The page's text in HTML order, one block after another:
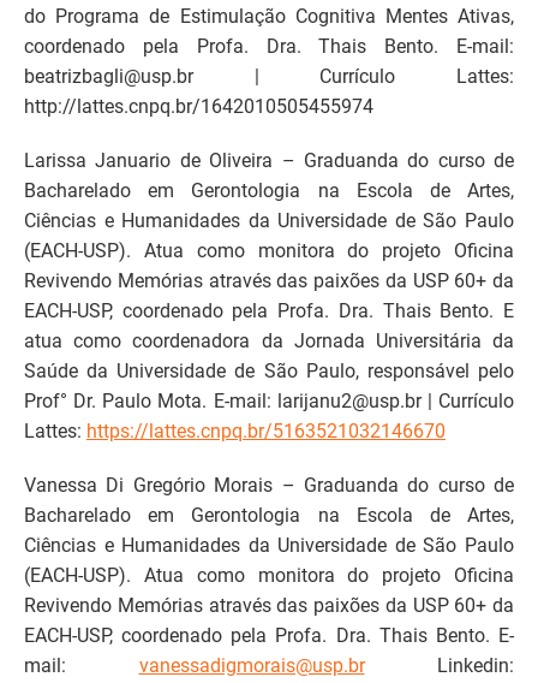
do Programa de Estimulação Cognitiva Mentes Ativas,
coordenado pela Profa. Dra. Thais Bento. E-mail:
beatrizbagli@usp.br | Currículo Lattes:
http://lattes.cnpq.br/1642010505455974
Larissa Januario de Oliveira – Graduanda do curso de
Bacharelado em Gerontologia na Escola de Artes,
Ciências e Humanidades da Universidade de São Paulo
(EACH-USP). Atua como monitora do projeto Oficina
Revivendo Memórias através das paixões da USP 60+ da
EACH-USP, coordenado pela Profa. Dra. Thais Bento. E
atua como coordenadora da Jornada Universitária da
Saúde da Universidade de São Paulo, responsável pelo
Prof° Dr. Paulo Mota. E-mail: larijanu2@usp.br | Currículo
Lattes: https://lattes.cnpq.br/5163521032146670
Vanessa Di Gregório Morais – Graduanda do curso de
Bacharelado em Gerontologia na Escola de Artes,
Ciências e Humanidades da Universidade de São Paulo
(EACH-USP). Atua como monitora do projeto Oficina
Revivendo Memórias através das paixões da USP 60+ da
EACH-USP, coordenado pela Profa. Dra. Thais Bento. E-
mail: vanessadigmorais@usp.brLinkedin: